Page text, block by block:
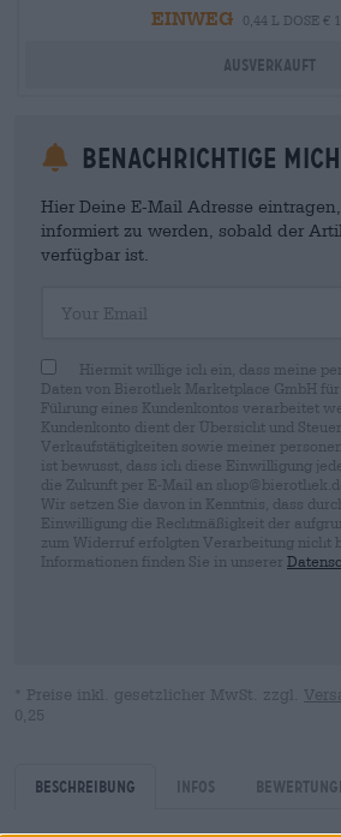
EINWEG
0,44 L DOSE €
Ausverkauft
Benachrichtige mich
Hier Deine E-Mail Adresse
informiert zu werden, sobald der
verfügbar ist.
Hiermit willige ich ein, dass meine
Daten von Bierothek Marketplace GmbH
Führung eines Kundenkontos verarbeitet
Kundenkonto dient der Übersicht und
Verkaufstätigkeiten sowie meiner
ist bewusst, dass ich diese Einwilligung
die Zukunft per E-Mail an
Wir setzen Sie davon in Kenntnis, dass
Einwilligung die Rechtmäßigkeit der
zum Widerruf erfolgten Verarbeitung nicht
Informationen finden Sie in unserer
* Preise inkl. gesetzlicher MwSt. zzgl.
0,25
Beschreibung Infos